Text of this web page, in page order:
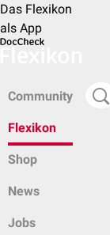
Das Flexikon
als App
Community
Flexikon
Shop
News
Jobs